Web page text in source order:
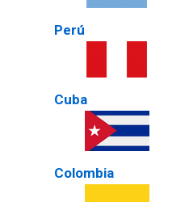
Perú
Cuba
Colombia